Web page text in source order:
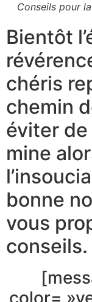
Conseils pour
Bientôt
chéris
chemin
éviter
mine
bonne
vous
conseils.
color=